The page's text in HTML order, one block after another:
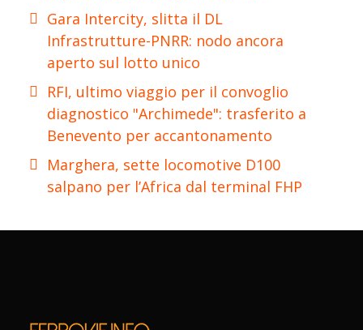
Gara Intercity, slitta il DL
Infrastrutture-PNRR: nodo ancora
aperto sul lotto unico
RFI, ultimo viaggio per il convoglio
diagnostico "Archimede": trasferito a
Benevento per accantonamento
Marghera, sette locomotive D100
salpano per l’Africa dal terminal FHP